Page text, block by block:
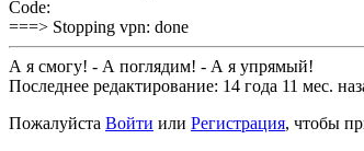
Code:
===> Stopping vpn: done
А я смогу! - А поглядим! - А я упрямый!
Последнее редактирование: 14 года 11 мес.
Пожалуйста Войти или Регистрация, чтобы